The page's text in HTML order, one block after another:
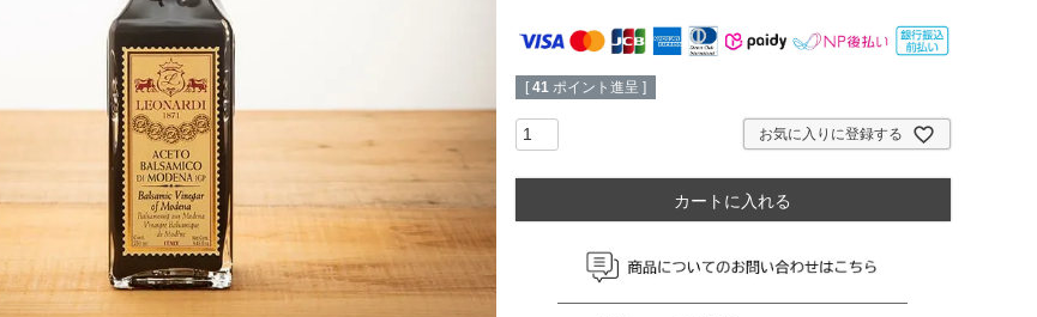
[ 41 ポイント進呈 ]
お気に入りに登録する
カートに入れる